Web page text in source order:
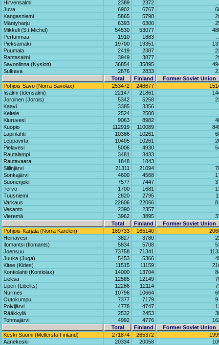
Hirvensalmi
2389 2372
Juva
6902 6767
Kangasniemi
5865 5798
Mäntyharju
6393 6300
Mikkeli (S:t Michel)
54530 53077
Pertunmaa
1910 1883
Pieksämäki
19700 19351
Puumala
2419 2387
Rantasalmi
3949 3877
Savonlinna (Nyslott)
36854 35895
Sulkava
2876 2833
Total
Finland
Former Soviet Union
Pohjois-Savo (Norra Savolax)
253472 248677
Iisalmi (Idensalmi)
22147 21861
Joroinen (Jorois)
5342 5258
Kaavi
3385 3356
Keitele
2524 2500
Kiuruvesi
9063 8982
Kuopio
112919 110089
Lapinlahti
10386 10261
Leppävirta
10405 10261
Pielavesi
5006 4930
Rautalampi
3481 3433
Rautavaara
1848 1843
Siilinjärvi
21311 21094
Sonkajärvi
4600 4568
Suonenjoki
7577 7447
Tervo
1700 1681
Tuusniemi
2820 2795
Varkaus
22606 22066
Vesanto
2390 2357
Vieremä
3962 3895
Total
Finland
Former Soviet Union
Pohjois-Karjala (Norra Karelen)
169733 165140
Heinävesi
3827 3780
Ilomantsi (Ilomants)
5834 5708
Joensuu
73758 71341
Juuka (Juga)
5453 5366
Kitee (Kides)
11515 11159
Kontiolahti (Kontiolax)
14000 13704
Lieksa
12585 12149
Liperi (Libelits)
12286 12114
Nurmes
10796 10664
Outokumpu
7377 7179
Polvijärvi
4778 4747
Rääkkylä
2532 2453
Tohmajärvi
4992 4776
Total
Finland
Former Soviet Union
Keski-Suomi (Mellersta Finland)
271874 265372
Äänekoski
20334 20058